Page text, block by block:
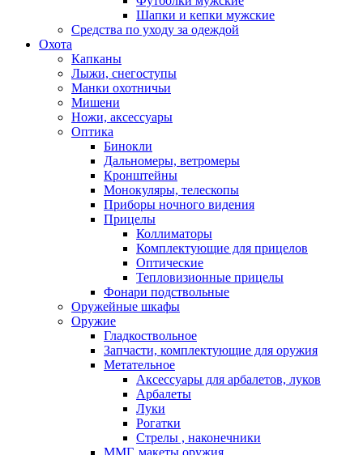
Шапки и кепки мужские
Средства по уходу за одеждой
Охота
Капканы
Лыжи, снегоступы
Манки охотничьи
Мишени
Ножи, аксессуары
Оптика
Бинокли
Дальномеры, ветромеры
Кронштейны
Монокуляры, телескопы
Приборы ночного видения
Прицелы
Коллиматоры
Комплектующие для прицелов
Оптические
Тепловизионные прицелы
Фонари подствольные
Оружейные шкафы
Оружие
Гладкоствольное
Запчасти, комплектующие для оружия
Метательное
Аксессуары для арбалетов, луков
Арбалеты
Луки
Рогатки
Стрелы , наконечники
ММГ, макеты оружия